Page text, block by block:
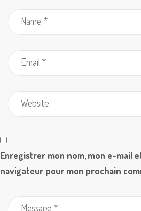
Enregistrer mon nom, mon e-mail
navigateur pour mon prochain